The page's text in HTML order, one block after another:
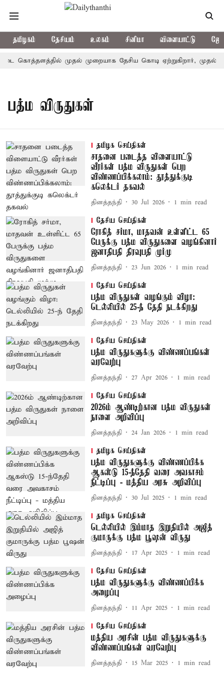
தமிழகம் தேசியம் உலகம் சினிமா விளையாட்டு
கொத்தளத்தில் முதல் முறையாக தேசிய கொடி ஏற்றுகிறார், முதல்-
பத்ம விருதுகள்
தமிழக செய்திகள்
சாதனை படைத்த விளையாட்டு
வீரர்கள் பத்ம விருதுகள் பெற
விண்ணப்பிக்கலாம்: தூத்துக்குடி
கலெக்டர் தகவல்
தினத்தந்தி 30 Jul 2026 1 min read
தேசிய செய்திகள்
ரோகித் சர்மா, மாதவன் உள்ளிட்ட 65
பேருக்கு பத்ம விருதுகளை வழங்கினார்
ஜனாதிபதி திரவுபதி முர்மு
தினத்தந்தி 23 Jun 2026 1 min read
தேசிய செய்திகள்
பத்ம விருதுகள் வழங்கும் விழா:
டெல்லியில் 25-ந் தேதி நடக்கிறது
தினத்தந்தி 23 May 2026 1 min read
தேசிய செய்திகள்
பத்ம விருதுகளுக்கு விண்ணப்பங்கள்
வரவேற்பு
தினத்தந்தி 27 Apr 2026 1 min read
தேசிய செய்திகள்
2026ம் ஆண்டிற்கான பத்ம விருதுகள்
நாளை அறிவிப்பு
தினத்தந்தி 24 Jan 2026 1 min read
தமிழக செய்திகள்
பத்ம விருதுகளுக்கு விண்ணப்பிக்க
ஆகஸ்டு 15-ந்தேதி வரை அவகாசம்
நீட்டிப்பு - மத்திய அரசு அறிவிப்பு
தினத்தந்தி 30 Jul 2025 1 min read
தமிழக செய்திகள்
டெல்லியில் இம்மாத இறுதியில் அஜித்
குமாருக்கு பத்ம பூஷன் விருது
தினத்தந்தி 17 Apr 2025 1 min read
தேசிய செய்திகள்
பத்ம விருதுகளுக்கு விண்ணப்பிக்க
அழைப்பு
தினத்தந்தி 11 Apr 2025 1 min read
தேசிய செய்திகள்
மத்திய அரசின் பத்ம விருதுகளுக்கு
விண்ணப்பங்கள் வரவேற்பு
தினத்தந்தி 15 Mar 2025 1 min read